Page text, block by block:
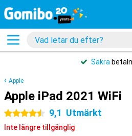
Säkra
Apple
Apple iPad 2021 WiFi
4.5 stjärnor 9,1 Utmärkt
Inte längre tillgänglig